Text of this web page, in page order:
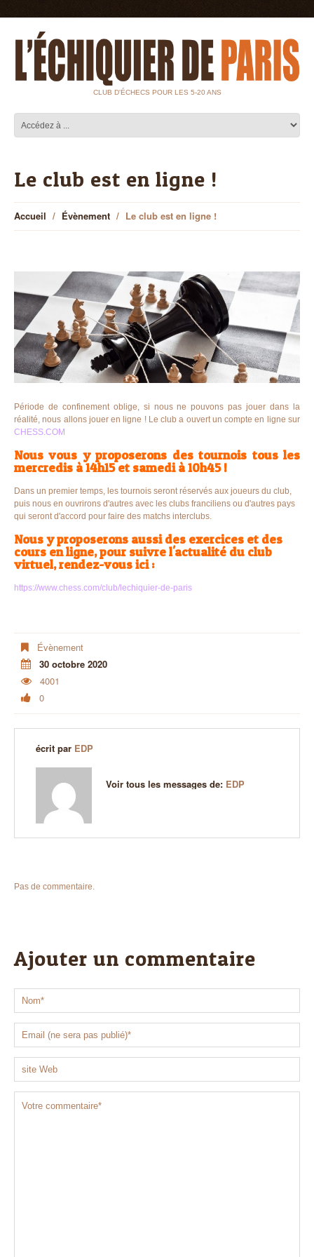
CLUB D'ÉCHECS POUR LES 5-20 ANS
Le club est en ligne !
Accueil Évènement Le club est en ligne !
Période de confinement oblige, si nous ne pouvons pas jouer dans la
réalité, nous allons jouer en ligne ! Le club a ouvert un compte en ligne sur
CHESS.COM
Nous vous y proposerons des tournois tous les
mercredis à 14h15 et samedi à 10h45 !
Dans un premier temps, les tournois seront réservés aux joueurs du club,
puis nous en ouvrirons d'autres avec les clubs franciliens ou d'autres pays
qui seront d'accord pour faire des matchs interclubs.
Nous y proposerons aussi des exercices et des
cours en ligne, pour suivre l'actualité du club
virtuel, rendez-vous ici :
https://www.chess.com/club/lechiquier-de-paris
Évènement
30 octobre 2020
4001
0
écrit par EDP
Voir tous les messages de: EDP
Pas de commentaire.
Ajouter un commentaire